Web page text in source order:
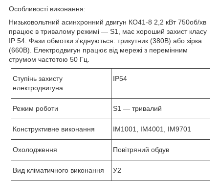
Особливості виконання:
Низьковольтний асинхронний двигун КО41-8 2,2 кВт 750об/хв
працює в тривалому режимі ― S1, має хороший захист класу
ІP 54. Фази обмотки з'єднуються: трикутник (380В) або зірка
(660В). Електродвигун працює від мережі з перемінним
струмом частотою 50 Гц.
Ступінь захисту
електродвигуна
IP54
Режим роботи S1 ― тривалий
Конструктивне виконання IM1001, IM4001, IM9701
Охолодження Повітряний обдув
Вид кліматичного виконання У2